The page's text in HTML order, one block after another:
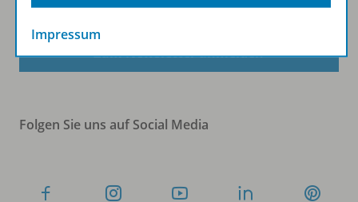
Zum Newsletter anmelden
Folgen Sie uns auf Social Media
Impressum